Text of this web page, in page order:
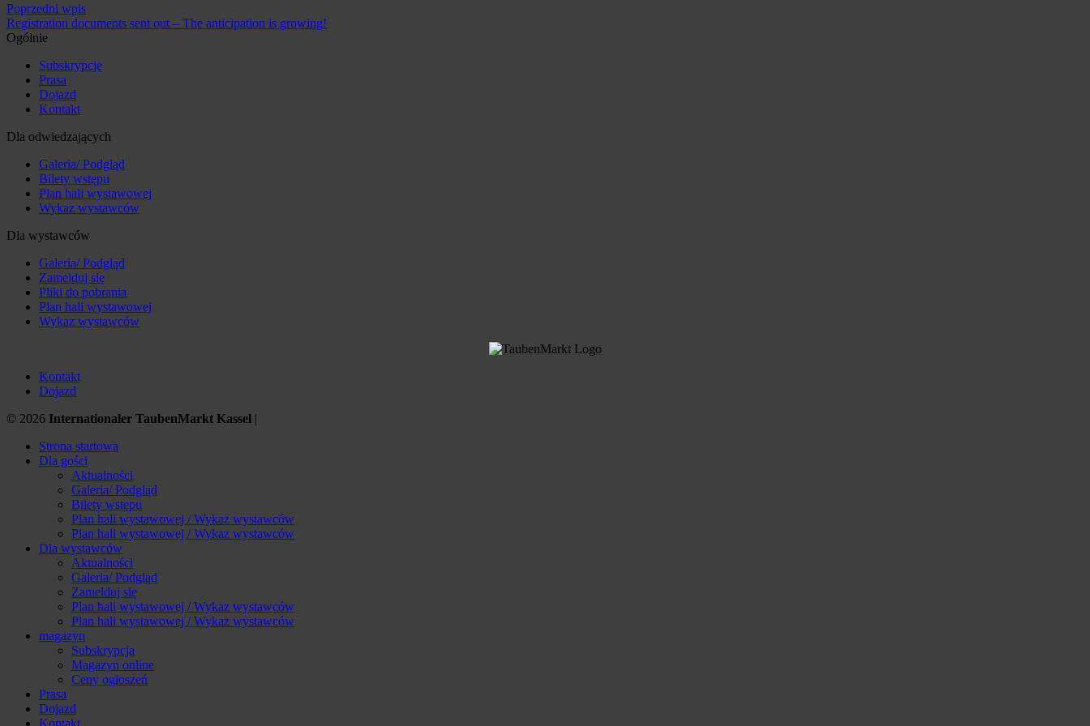
Poprzedni wpis
Registration documents sent out – The anticipation is growing!
Ogólnie
Subskrypcję
Prasa
Dojazd
Kontakt
Dla odwiedzających
Galeria/ Podgląd
Bilety wstępu
Plan hali wystawowej
Wykaz wystawców
Dla wystawców
Galeria/ Podgląd
Zamelduj się
Pliki do pobrania
Plan hali wystawowej
Wykaz wystawców
Kontakt
Dojazd
© 2026 Internationaler TaubenMarkt Kassel |
Strona startowa
Dla gości
Aktualności
Galeria/ Podgląd
Bilety wstępu
Plan hali wystawowej / Wykaz wystawców
Plan hali wystawowej / Wykaz wystawców
Dla wystawców
Aktualności
Galeria/ Podgląd
Zamelduj się
Plan hali wystawowej / Wykaz wystawców
Plan hali wystawowej / Wykaz wystawców
magazyn
Subskrypcja
Magazyn online
Ceny ogłoszeń
Prasa
Dojazd
Kontakt